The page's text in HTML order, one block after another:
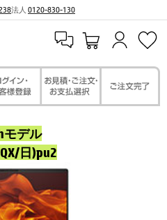
法人 0120-830-130
モデル
日)pu2